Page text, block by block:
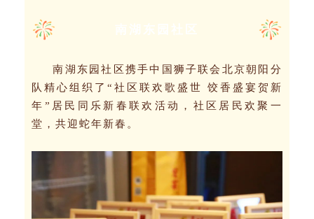
南湖东园社区携手中国狮子联会北京朝阳分
队精心组织了“社区联欢歌盛世 饺香盛宴贺新
年”居民同乐新春联欢活动，社区居民欢聚一
堂，共迎蛇年新春。